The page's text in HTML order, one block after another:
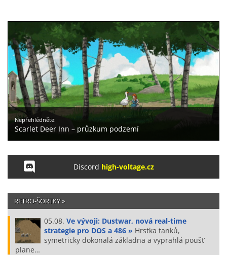
Nepřehlédněte:
Scarlet Deer Inn – průzkum podzemí
Discord high-voltage.cz
RETRO-ŠORTKY »
05.08. Ve vývoji: Dustwar, nová real-time
strategie pro DOS a 486 » Hrstka tanků,
symetricky dokonalá základna a vyprahlá poušť
plane…